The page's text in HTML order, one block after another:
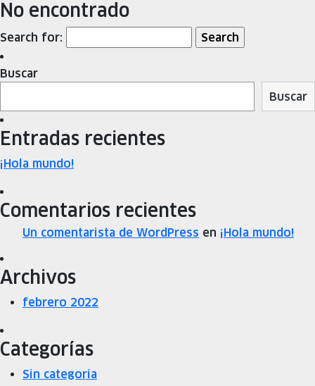
No encontrado
Search for:
Buscar
Buscar
Entradas recientes
¡Hola mundo!
Comentarios recientes
Un comentarista de WordPress en ¡Hola mundo!
Archivos
febrero 2022
Categorías
Sin categoría